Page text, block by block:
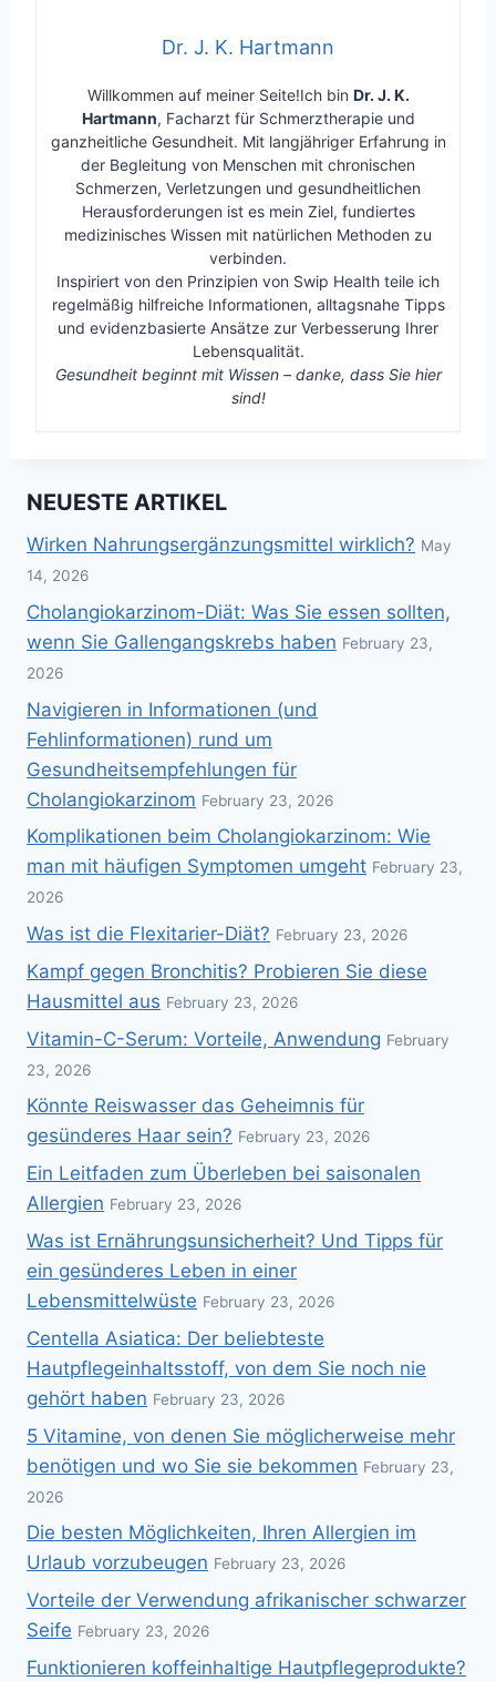
Dr. J. K. Hartmann
Willkommen auf meiner Seite!Ich bin Dr. J. K.
Hartmann, Facharzt für Schmerztherapie und
ganzheitliche Gesundheit. Mit langjähriger Erfahrung in
der Begleitung von Menschen mit chronischen
Schmerzen, Verletzungen und gesundheitlichen
Herausforderungen ist es mein Ziel, fundiertes
medizinisches Wissen mit natürlichen Methoden zu
verbinden.
Inspiriert von den Prinzipien von Swip Health teile ich
regelmäßig hilfreiche Informationen, alltagsnahe Tipps
und evidenzbasierte Ansätze zur Verbesserung Ihrer
Lebensqualität.
Gesundheit beginnt mit Wissen – danke, dass Sie hier
sind!
NEUESTE ARTIKEL
Wirken Nahrungsergänzungsmittel wirklich? May
14, 2026
Cholangiokarzinom-Diät: Was Sie essen sollten,
wenn Sie Gallengangskrebs haben February 23,
2026
Navigieren in Informationen (und
Fehlinformationen) rund um
Gesundheitsempfehlungen für
Cholangiokarzinom February 23, 2026
Komplikationen beim Cholangiokarzinom: Wie
man mit häufigen Symptomen umgeht February 23,
2026
Was ist die Flexitarier-Diät? February 23, 2026
Kampf gegen Bronchitis? Probieren Sie diese
Hausmittel aus February 23, 2026
Vitamin-C-Serum: Vorteile, Anwendung February
23, 2026
Könnte Reiswasser das Geheimnis für
gesünderes Haar sein? February 23, 2026
Ein Leitfaden zum Überleben bei saisonalen
Allergien February 23, 2026
Was ist Ernährungsunsicherheit? Und Tipps für
ein gesünderes Leben in einer
Lebensmittelwüste February 23, 2026
Centella Asiatica: Der beliebteste
Hautpflegeinhaltsstoff, von dem Sie noch nie
gehört haben February 23, 2026
5 Vitamine, von denen Sie möglicherweise mehr
benötigen und wo Sie sie bekommen February 23,
2026
Die besten Möglichkeiten, Ihren Allergien im
Urlaub vorzubeugen February 23, 2026
Vorteile der Verwendung afrikanischer schwarzer
Seife February 23, 2026
Funktionieren koffeinhaltige Hautpflegeprodukte?